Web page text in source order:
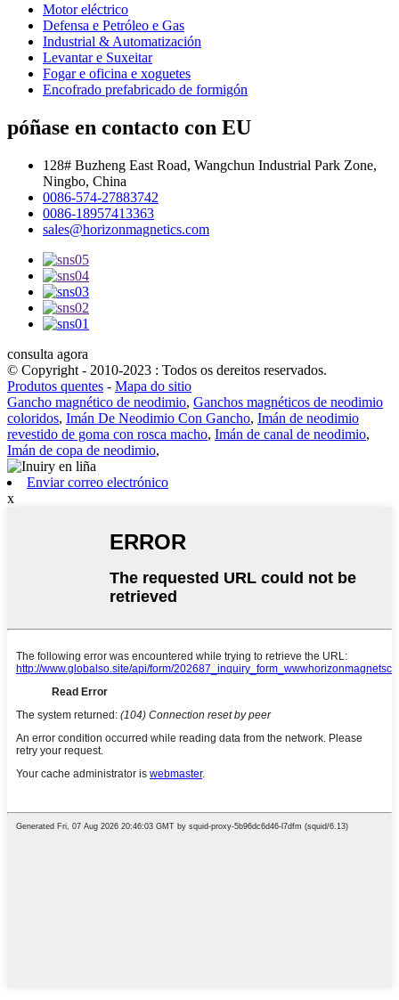
Motor eléctrico
Defensa e Petróleo e Gas
Industrial & Automatización
Levantar e Suxeitar
Fogar e oficina e xoguetes
Encofrado prefabricado de formigón
póñase en contacto con EU
128# Buzheng East Road, Wangchun Industrial Park Zone,
Ningbo, China
0086-574-27883742
0086-18957413363
sales@horizonmagnetics.com
consulta agora
© Copyright - 2010-2023 : Todos os dereitos reservados.
Produtos quentes - Mapa do sitio
Gancho magnético de neodimio, Ganchos magnéticos de neodimio
coloridos, Imán De Neodimio Con Gancho, Imán de neodimio
revestido de goma con rosca macho, Imán de canal de neodimio,
Imán de copa de neodimio,
Enviar correo electrónico
x